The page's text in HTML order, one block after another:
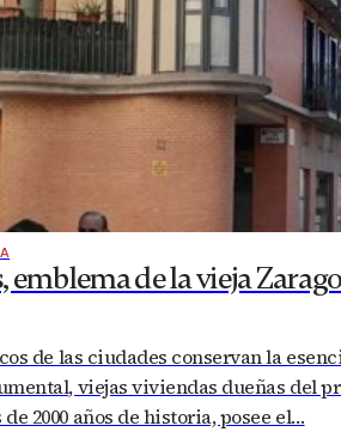
emblema de la vieja
de las ciudades conservan la
viejas viviendas dueñas del
2000 años de historia, posee el…